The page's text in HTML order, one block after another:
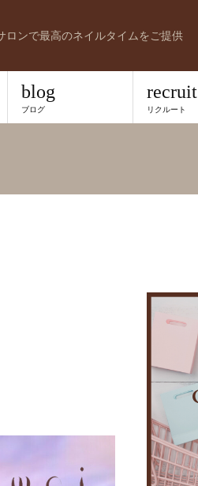
ンで最高のネイルタイムをご提供
blog
ブログ
recruit
リクルート